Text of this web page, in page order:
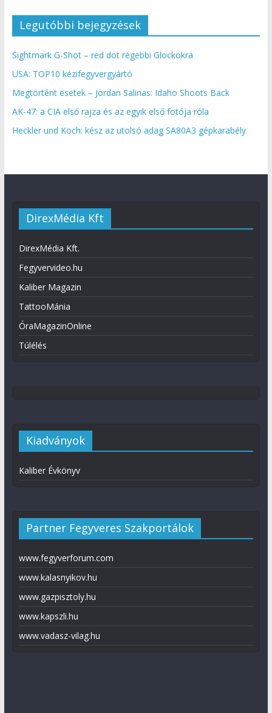
Legutóbbi bejegyzések
Sightmark G-Shot – red dot régebbi Glockokra
USA: TOP10 kézifegyvergyártó
Megtörtént esetek – Jordan Salinas: Idaho Shoots Back
AK-47: a CIA első rajza és az egyik első fotója róla
Heckler und Koch: kész az utolsó adag SA80A3 gépkarabély
DirexMédia Kft
DirexMédia Kft.
Fegyvervideo.hu
Kaliber Magazin
TattooMánia
ÓraMagazinOnline
Túlélés
Kiadványok
Kaliber Évkönyv
Partner Fegyveres Szakportálok
www.fegyverforum.com
www.kalasnyikov.hu
www.gazpisztoly.hu
www.kapszli.hu
www.vadasz-vilag.hu